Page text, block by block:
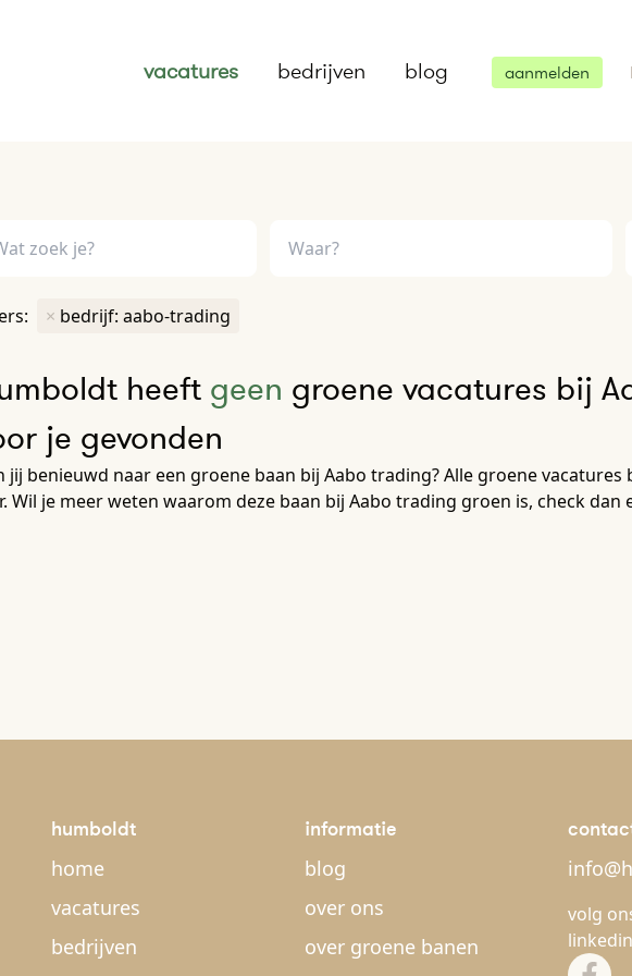
vacatures bedrijven blog aanmelden
× bedrijf: aabo-trading
heeft geen groene vacatures bij
je gevonden
jij benieuwd naar een groene baan bij Aabo trading? Alle groene
Wil je meer weten waarom deze baan bij Aabo trading groen is, check dan
humboldt
home
vacatures
bedrijven
informatie
blog
over ons
over groene banen
volg
linkedin